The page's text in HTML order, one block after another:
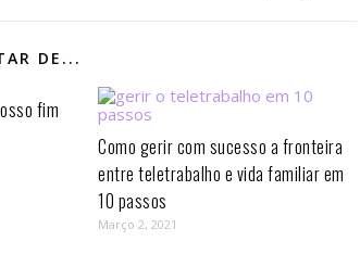
DE...
fim
Como gerir com sucesso a fronteira
entre teletrabalho e vida familiar em
10 passos⁣
Março 2, 2021